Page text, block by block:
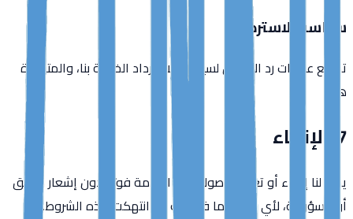
سياسة الاسترداد
تخضع عمليات رد الأموال لسياسة الاسترداد الخاصة بنا، والمتوفرة
هنا.
7. الإنهاء
يجوز لنا إنهاء أو تعليق وصولك إلى الخدمة فورًا، دون إشعار مسبق
أو مسؤولية، لأي سبب، بما في ذلك إذا انتهكت هذه الشروط.